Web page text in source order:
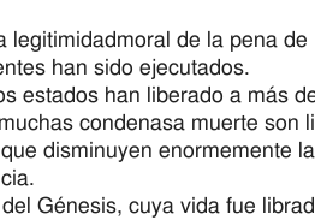
legitimidadmoral de la pena
han sido ejecutados.
estados han liberado a más
condenasa muerte son
disminuyen enormemente
Génesis, cuya vida fue